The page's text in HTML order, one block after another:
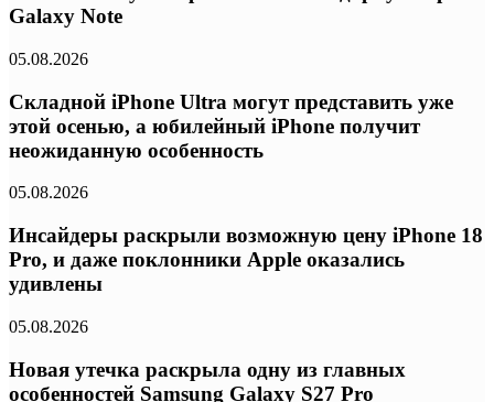
Galaxy Note
05.08.2026
Складной iPhone Ultra могут представить уже
этой осенью, а юбилейный iPhone получит
неожиданную особенность
05.08.2026
Инсайдеры раскрыли возможную цену iPhone 18
Pro, и даже поклонники Apple оказались
удивлены
05.08.2026
Новая утечка раскрыла одну из главных
особенностей Samsung Galaxy S27 Pro